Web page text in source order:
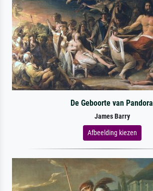
De Geboorte van Pandora
James Barry
Afbeelding kiezen